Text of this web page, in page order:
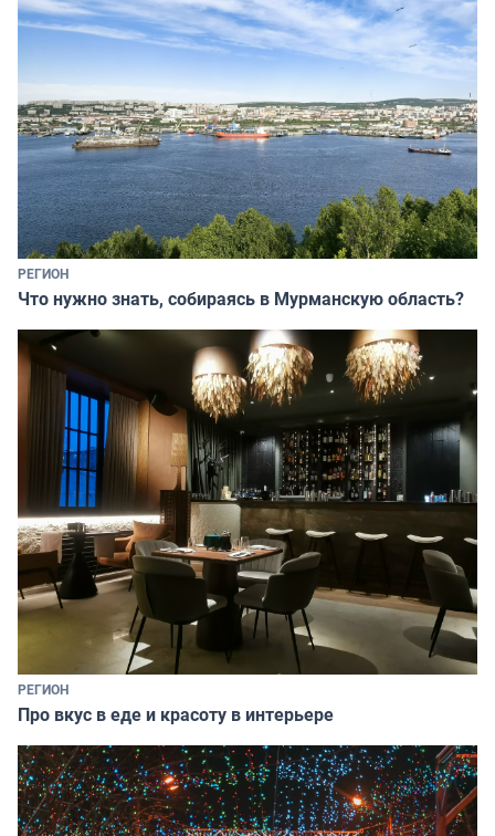
РЕГИОН
Что нужно знать, собираясь в Мурманскую область?
РЕГИОН
Про вкус в еде и красоту в интерьере